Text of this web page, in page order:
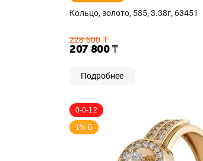
Кольцо, золото, 585, 3.38г, 63451
228 600 ₸
207 800₸
Подробнее
0-0-12
1% Б